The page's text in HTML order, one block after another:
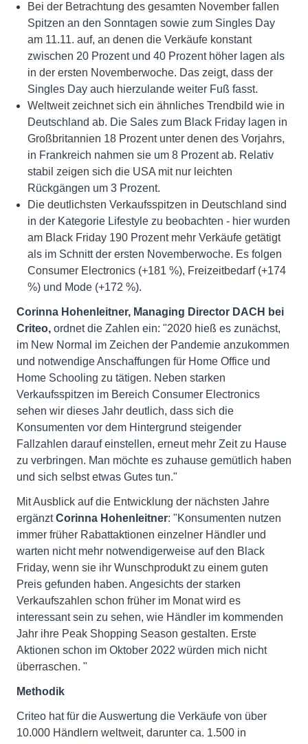
Bei der Betrachtung des gesamten November fallen
Spitzen an den Sonntagen sowie zum Singles Day
am 11.11. auf, an denen die Verkäufe konstant
zwischen 20 Prozent und 40 Prozent höher lagen als
in der ersten Novemberwoche. Das zeigt, dass der
Singles Day auch hierzulande weiter Fuß fasst.
Weltweit zeichnet sich ein ähnliches Trendbild wie in
Deutschland ab. Die Sales zum Black Friday lagen in
Großbritannien 18 Prozent unter denen des Vorjahrs,
in Frankreich nahmen sie um 8 Prozent ab. Relativ
stabil zeigen sich die USA mit nur leichten
Rückgängen um 3 Prozent.
Die deutlichsten Verkaufsspitzen in Deutschland sind
in der Kategorie Lifestyle zu beobachten - hier wurden
am Black Friday 190 Prozent mehr Verkäufe getätigt
als im Schnitt der ersten Novemberwoche. Es folgen
Consumer Electronics (+181 %), Freizeitbedarf (+174
%) und Mode (+172 %).
Corinna Hohenleitner, Managing Director DACH bei
Criteo, ordnet die Zahlen ein: "2020 hieß es zunächst,
im New Normal im Zeichen der Pandemie anzukommen
und notwendige Anschaffungen für Home Office und
Home Schooling zu tätigen. Neben starken
Verkaufsspitzen im Bereich Consumer Electronics
sehen wir dieses Jahr deutlich, dass sich die
Konsumenten vor dem Hintergrund steigender
Fallzahlen darauf einstellen, erneut mehr Zeit zu Hause
zu verbringen. Man möchte es zuhause gemütlich haben
und sich selbst etwas Gutes tun."
Mit Ausblick auf die Entwicklung der nächsten Jahre
ergänztCorinna Hohenleitner: "Konsumenten nutzen
immer früher Rabattaktionen einzelner Händler und
warten nicht mehr notwendigerweise auf den Black
Friday, wenn sie ihr Wunschprodukt zu einem guten
Preis gefunden haben. Angesichts der starken
Verkaufszahlen schon früher im Monat wird es
interessant sein zu sehen, wie Händler im kommenden
Jahr ihre Peak Shopping Season gestalten. Erste
Aktionen schon im Oktober 2022 würden mich nicht
überraschen. "
Methodik
Criteo hat für die Auswertung die Verkäufe von über
10.000 Händlern weltweit, darunter ca. 1.500 in